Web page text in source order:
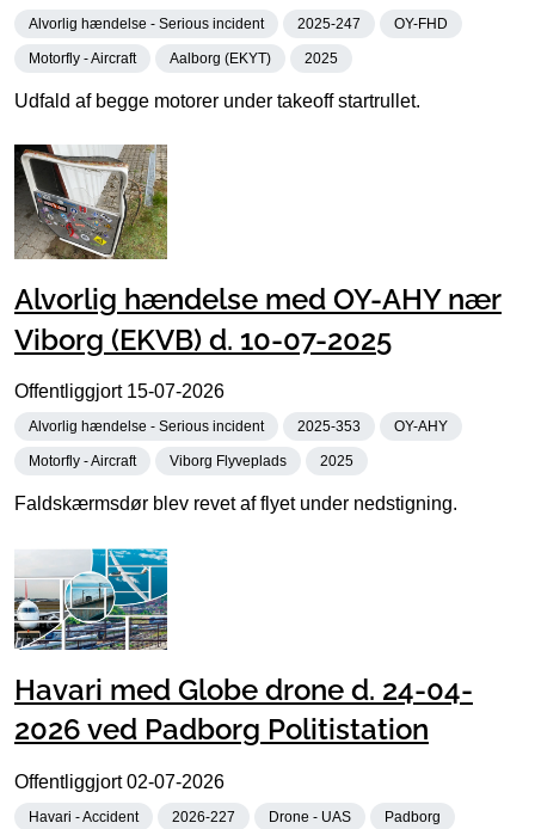
Alvorlig hændelse - Serious incident 2025-247 OY-FHD
Motorfly - Aircraft Aalborg (EKYT) 2025
Udfald af begge motorer under takeoff startrullet.
Alvorlig hændelse med OY-AHY nær
Viborg (EKVB) d. 10-07-2025
Offentliggjort 15-07-2026
Alvorlig hændelse - Serious incident 2025-353 OY-AHY
Motorfly - Aircraft Viborg Flyveplads 2025
Faldskærmsdør blev revet af flyet under nedstigning.
Havari med Globe drone d. 24-04-
2026 ved Padborg Politistation
Offentliggjort02-07-2026
Havari - Accident 2026-227 Drone - UAS Padborg